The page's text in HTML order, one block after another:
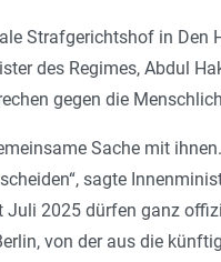
Straf­gerichtshof in Den
des Regimes, Abdul
gegen die
Sache mit
sagte
Juli 2025 dürfen ganz
von der aus die